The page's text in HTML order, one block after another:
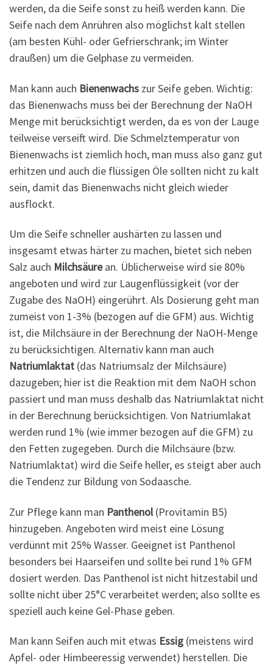
werden, da die Seife sonst zu heiß werden kann. Die
Seife nach dem Anrühren also möglichst kalt stellen
(am besten Kühl- oder Gefrierschrank; im Winter
draußen) um die Gelphase zu vermeiden.
Man kann auch Bienenwachs zur Seife geben. Wichtig:
das Bienenwachs muss bei der Berechnung der NaOH
Menge mit berücksichtigt werden, da es von der Lauge
teilweise verseift wird. Die Schmelztemperatur von
Bienenwachs ist ziemlich hoch, man muss also ganz gut
erhitzen und auch die flüssigen Öle sollten nicht zu kalt
sein, damit das Bienenwachs nicht gleich wieder
ausflockt.
Um die Seife schneller aushärten zu lassen und
insgesamt etwas härter zu machen, bietet sich neben
Salz auch Milchsäurean. Üblicherweise wird sie 80%
angeboten und wird zur Laugenflüssigkeit (vor der
Zugabe des NaOH) eingerührt. Als Dosierung geht man
zumeist von 1-3% (bezogen auf die GFM) aus. Wichtig
ist, die Milchsäure in der Berechnung der NaOH-Menge
zu berücksichtigen. Alternativ kann man auch
Natriumlaktat (das Natriumsalz der Milchsäure)
dazugeben; hier ist die Reaktion mit dem NaOH schon
passiert und man muss deshalb das Natriumlaktat nicht
in der Berechnung berücksichtigen. Von Natriumlakat
werden rund 1% (wie immer bezogen auf die GFM) zu
den Fetten zugegeben. Durch die Milchsäure (bzw.
Natriumlaktat) wird die Seife heller, es steigt aber auch
die Tendenz zur Bildung von Sodaasche.
Zur Pflege kann man Panthenol(Provitamin B5)
hinzugeben. Angeboten wird meist eine Lösung
verdünnt mit 25% Wasser. Geeignet ist Panthenol
besonders bei Haarseifen und sollte bei rund 1% GFM
dosiert werden. Das Panthenol ist nicht hitzestabil und
sollte nicht über 25°C verarbeitet werden; also sollte es
speziell auch keine Gel-Phase geben.
Man kann Seifen auch mit etwas Essig (meistens wird
Apfel- oder Himbeeressig verwendet) herstellen. Die